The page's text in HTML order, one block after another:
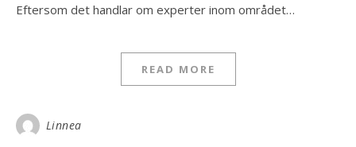
Eftersom det handlar om experter inom området…
READ MORE
Linnea